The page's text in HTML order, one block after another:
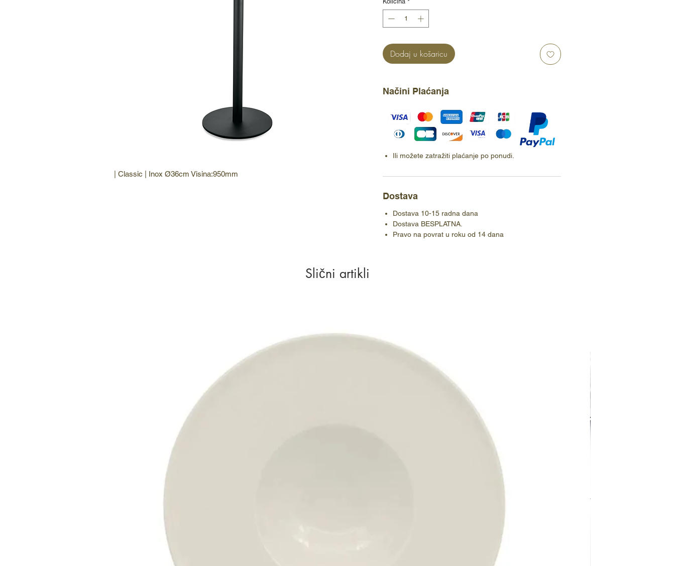
| Classic | Inox Ø36cm Visina:950mm
Dodaj u košaricu
Načini Plaćanja
Ili možete zatražiti plaćanje po ponudi.
Dostava
Dostava 10-15 radna dana
Dostava BESPLATNA.
Pravo na povrat u roku od 14 dana
Slični artikli